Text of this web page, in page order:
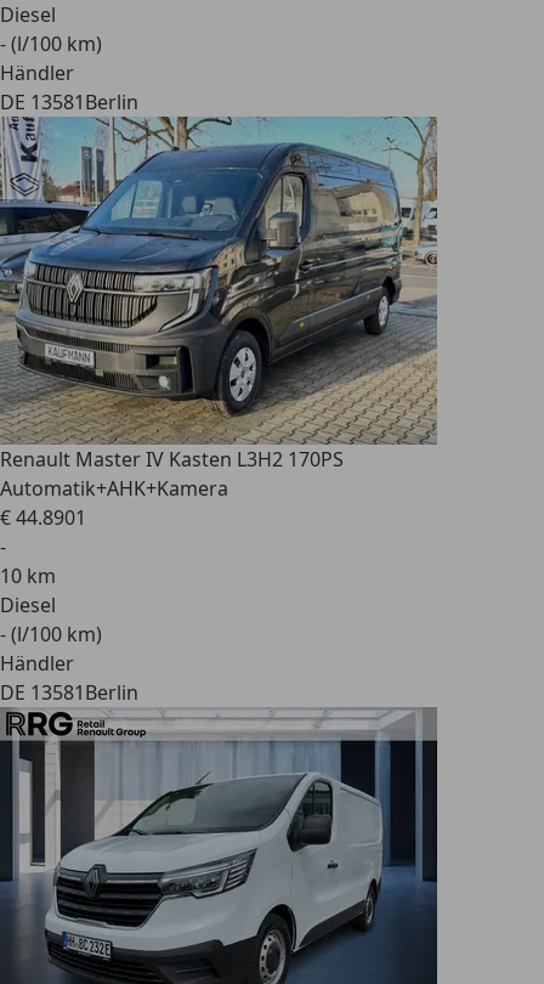
Diesel
- (l/100 km)
Händler
DE 13581Berlin
Renault Master IV Kasten L3H2 170PS
Automatik+AHK+Kamera
€ 44.8901
-
10 km
Diesel
- (l/100 km)
Händler
DE 13581Berlin